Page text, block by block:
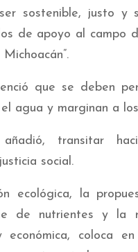
sostenible, justo y
de apoyo al campo
que se deben
agua y marginan a
añadió, transitar
social.
ecológica, la
de nutrientes y la
económica, coloca